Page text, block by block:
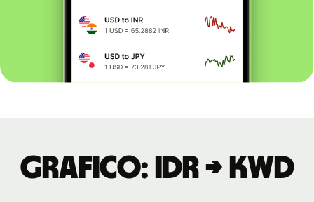
Grafico: IDR → KWD